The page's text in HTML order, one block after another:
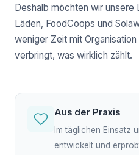
Deshalb möchten wir unsere
Läden, FoodCoops und
weniger Zeit mit
verbringt, was wirklich zählt.
Aus der Praxis
Im täglichen Einsatz
entwickelt und